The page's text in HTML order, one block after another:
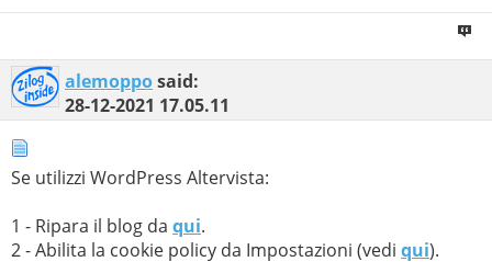
alemopposaid:
28-12-2021 17.05.11
Se utilizzi WordPress Altervista:
1 - Ripara il blog da qui.
2 - Abilita la cookie policy da Impostazioni (vedi qui).